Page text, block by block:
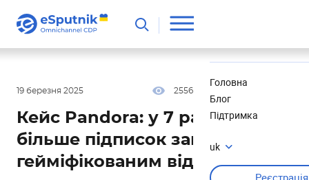
Головна
Блог
Підтримка
uk
Реєстрація
19 березня 2025 2556
Кейс Pandora: у 7 разів
більше підписок завдяки
гейміфікованим віджетам